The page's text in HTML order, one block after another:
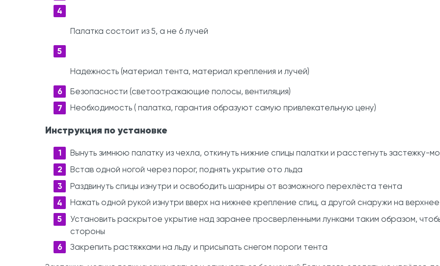
Палатка состоит из 5, а не 6 лучей
Надежность (материал тента, материал крепления и лучей)
Безопасности (светоотражающие полосы, вентиляция)
Необходимость ( палатка, гарантия образуют самую привлекательную цену)
Инструкция по установке
Вынуть зимнюю палатку из чехла, откинуть нижние спицы палатки и расстегнуть застежку-
Встав одной ногой через порог, поднять укрытие ото льда
Раздвинуть спицы изнутри и освободить шарниры от возможного перехлёста тента
Нажать одной рукой изнутри вверх на нижнее крепление спиц, а другой снаружи на
Установить раскрытое укрытие над заранее просверленными лунками таким образом,
стороны
Закрепить растяжками на льду и присыпать снегом пороги тента